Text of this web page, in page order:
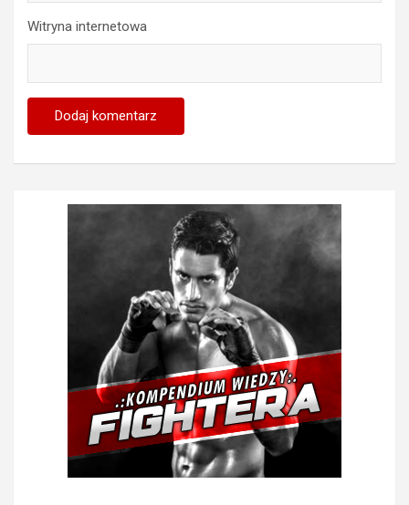
Witryna internetowa